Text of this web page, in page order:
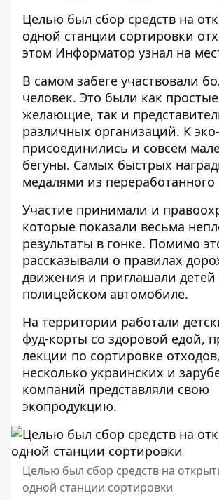
Целью был сбор средств на
одной станции сортировки
этом Информатор узнал на
В самом забеге участвовали
человек. Это были как простые
желающие, так и
различных организаций. К
присоединились и совсем
бегуны. Самых быстрых
медалями из переработанного
Участие принимали и
которые показали весьма
результаты в гонке. Помимо
рассказывали о правилах
движения и приглашали детей
полицейском автомобиле.
На территории работали
фуд-корты со здоровой едой,
лекции по сортировке
несколько украинских и
компаний представляли свою
экопродукцию.
Целью был сбор средств на
одной станции сортировки